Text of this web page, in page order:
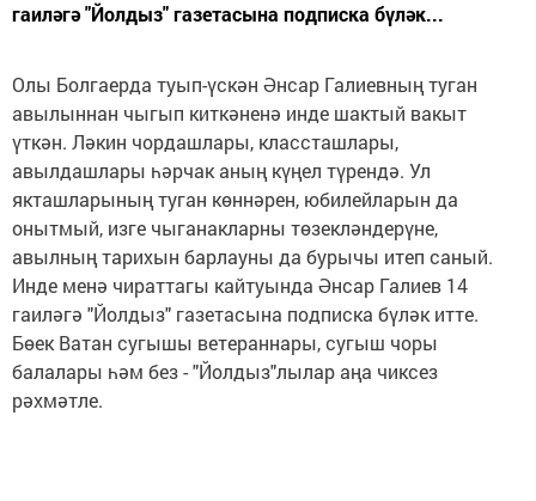
гаиләгә "Йолдыз" газетасына подписка бүләк...
Олы Болгаерда туып-үскән Әнсар Галиевның туган
авылыннан чыгып киткәненә инде шактый вакыт
үткән. Ләкин чордашлары, классташлары,
авылдашлары һәрчак аның күңел түрендә. Ул
якташларының туган көннәрен, юбилейларын да
онытмый, изге чыганакларны төзекләндерүне,
авылның тарихын барлауны да бурычы итеп саный.
Инде менә чираттагы кайтуында Әнсар Галиев 14
гаиләгә "Йолдыз" газетасына подписка бүләк итте.
Бөек Ватан сугышы ветераннары, сугыш чоры
балалары һәм без - "Йолдыз"лылар аңа чиксез
рәхмәтле.